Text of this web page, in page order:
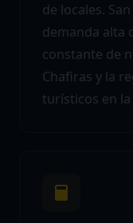
de locales.
demanda alta
constante de
Chafiras y la
turísticos en